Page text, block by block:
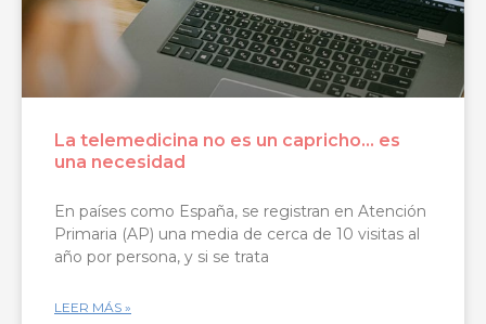
La telemedicina no es un capricho… es
una necesidad
En países como España, se registran en Atención
Primaria (AP) una media de cerca de 10 visitas al
año por persona, y si se trata
LEER MÁS »